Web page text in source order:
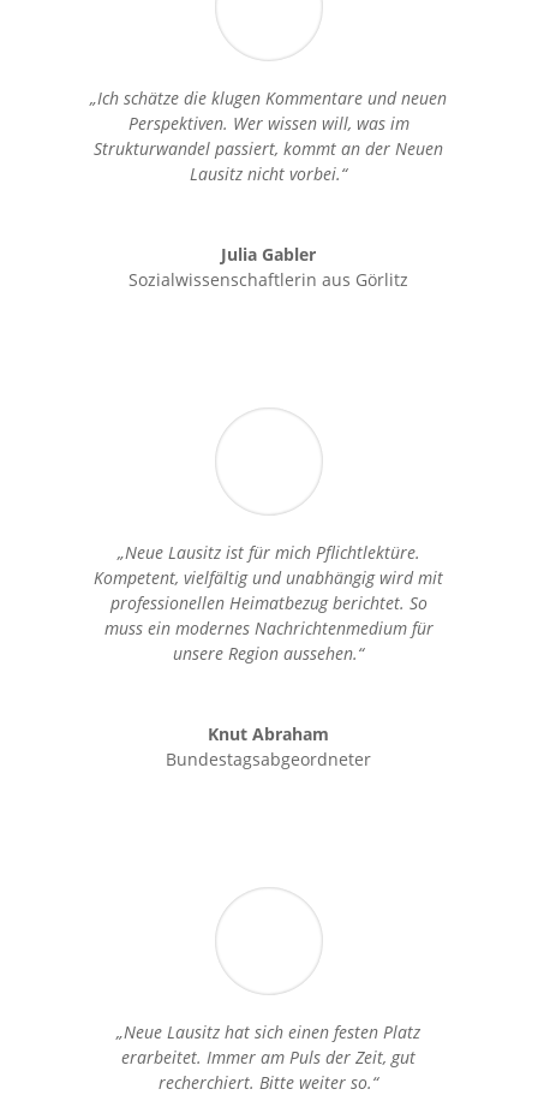
„Ich schätze die klugen Kommentare und neuen
Perspektiven. Wer wissen will, was im
Strukturwandel passiert, kommt an der Neuen
Lausitz nicht vorbei.“
Julia Gabler
Sozialwissenschaftlerin aus Görlitz
„Neue Lausitz ist für mich Pflichtlektüre.
Kompetent, vielfältig und unabhängig wird mit
professionellen Heimatbezug berichtet. So
muss ein modernes Nachrichtenmedium für
unsere Region aussehen.“
Knut Abraham
Bundestagsabgeordneter
„Neue Lausitz hat sich einen festen Platz
erarbeitet. Immer am Puls der Zeit, gut
recherchiert. Bitte weiter so.“